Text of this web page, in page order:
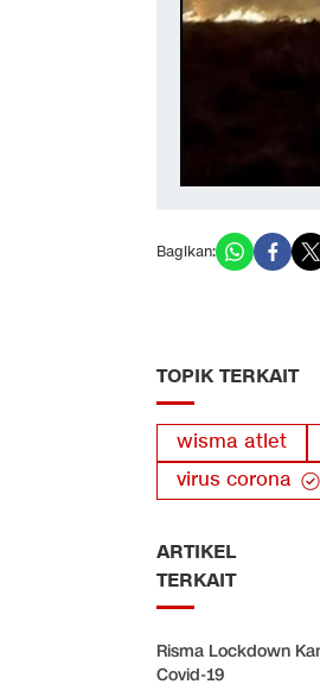
Bagikan:
TOPIK TERKAIT
wisma atlet
virus corona
ARTIKEL
TERKAIT
Risma Lockdown
Covid-19